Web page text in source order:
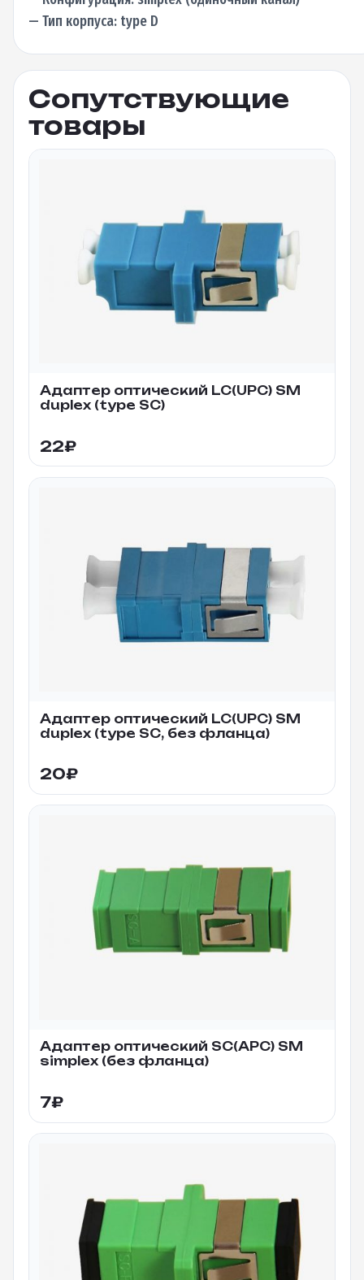
— Тип корпуса: type D
Сопутствующие
товары
Адаптер оптический LC(UPC) SM
duplex (type SC)
22₽
Адаптер оптический LC(UPC) SM
duplex (type SC, без фланца)
20₽
Адаптер оптический SC(APC) SM
simplex (без фланца)
7₽